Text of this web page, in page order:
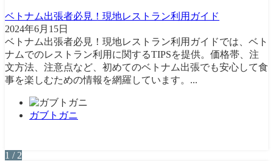
ベトナム出張者必見！現地レストラン利用ガイド
2024年6月15日
ベトナム出張者必見！現地レストラン利用ガイドでは、ベト
ナムでのレストラン利用に関するTIPSを提供。価格帯、注
文方法、注意点など、初めてのベトナム出張でも安心して食
事を楽しむための情報を網羅しています。...
ガブトガニ
1 / 2